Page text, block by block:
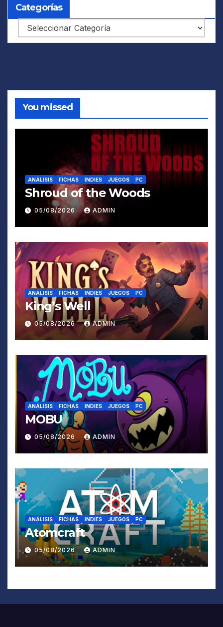
Categorías
Categorías
You missed
ANÁLISIS FICHAS INDIES JUEGOS PC
Shroud of the Woods
05/08/2026 ADMIN
ANÁLISIS FICHAS INDIES JUEGOS PC
King’s Well
05/08/2026 ADMIN
ANÁLISIS FICHAS INDIES JUEGOS PC
MOBU
05/08/2026 ADMIN
ANÁLISIS FICHAS INDIES JUEGOS PC
Atomcraft
05/08/2026 ADMIN